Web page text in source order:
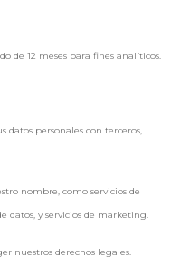
de 12 meses para fines analíticos.
personales con terceros,
nombre, como servicios de
datos, y servicios de marketing.
nuestros derechos legales.